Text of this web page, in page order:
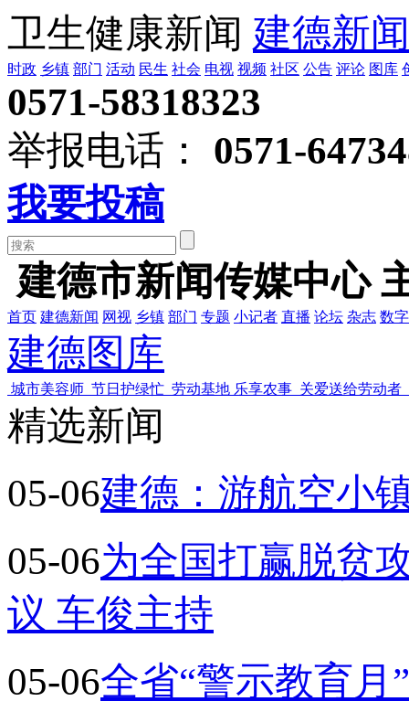
卫生健康新闻 建德新
时政 乡镇 部门 活动 民生 社会 电视 视频 社区 公告 评论 图库
0571-58318323
举报电话：
0571-
我要投稿
建德市新闻传媒中心
首页 建德新闻 网视 乡镇 部门 专题 小记者 直播 论坛 杂志 数
建德图库
城市美容师 节日护绿忙 劳动基地 乐享农事 关爱送给劳动者
精选新闻
05-06建德：游航空小
05-06为全国打赢脱贫
议 车俊主持
05-06全省“警示教育